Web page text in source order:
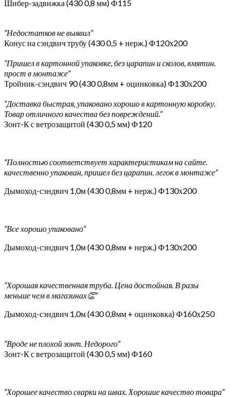
Шибер-задвижка (430 0,8 мм) Ф115
“Недостатков не выявил”
Конус на сэндвич трубу (430 0,5 + нерж.) Ф120х200
“Пришел в картонной упаковке, без царапин и сколов, вмятин.
прост в монтаже”
Тройник-сэндвич 90 (430 0,8мм + оцинковка) Ф130х200
“Доставка быстрая, упаковано хорошо в картонную коробку.
Товар отличного качества без повреждений.”
Зонт-К с ветрозащитой (430 0,5 мм) Ф120
“Полностью соответствует характеристикам на сайте.
качественно упакован, пришел без царапин. легок в монтаже”
Дымоход-сэндвич 1,0м (430 0,8мм + нерж.) Ф130х200
“Все хорошо упаковано”
Дымоход-сэндвич 1,0м (430 0,8мм + нерж.) Ф130х200
“Хорошая качественная труба. Цена достойная. В разы
меньше чем в магазинах👏”
Дымоход-сэндвич 1,0м (430 0,8мм + оцинковка) Ф160х250
“Вроде не плохой зонт. Недорого”
Зонт-К с ветрозащитой (430 0,5 мм) Ф160
“Хорошее качество сварки на швах. Хорошие качество товара”